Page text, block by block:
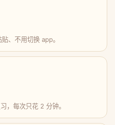
、不用切换 app。
，每次只花 2 分钟。